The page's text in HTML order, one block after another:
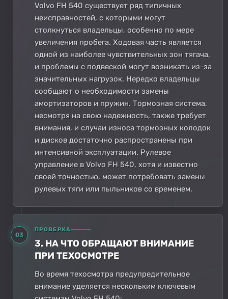
Volvo FH 540 существует ряд типичных
неисправностей, с которыми могут
столкнуться владельцы, особенно по мере
увеличения пробега. Ходовая часть является
одной из наиболее чувствительных зон тягача,
и проблемы с подвеской могут возникать из-за
значительных нагрузок. Нередко владельцы
сообщают о необходимости замены
амортизаторов и пружин. Тормозная система,
несмотря на свою надежность, также требует
внимания, и случаи износа тормозных колодок
и дисков достаточно распространены при
интенсивной эксплуатации. Рулевое
управление в Volvo FH 540, хотя и известно
своей точностью, может потребовать замены
рулевых тяги или пыльников со временем.
03
ПРОВЕРКА
3. НА ЧТО ОБРАЩАЮТ ВНИМАНИЕ
ПРИ ТЕХОСМОТРЕ
Во время техосмотра предупредительное
внимание уделяется нескольким ключевым